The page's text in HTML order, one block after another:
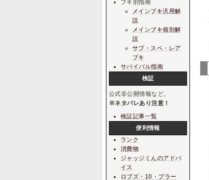
ブキ別指南
メインブキ汎用解
説
メインブキ個別解
説
サブ・スペ・レア
ブキ
サバイバル指南
検証
公式非公開情報など。
※ネタバレあり注意！
検証記事一覧
便利情報
ランク
消費物
ジャッジくんのアドバ
イス
ロブズ・10・プラー